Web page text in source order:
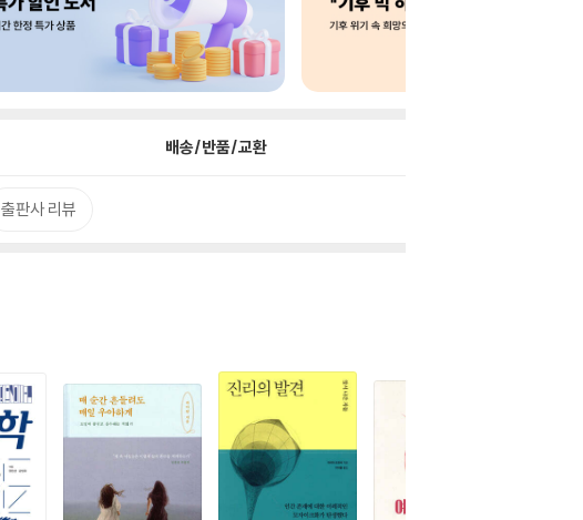
배송/반품/교환
출판사 리뷰